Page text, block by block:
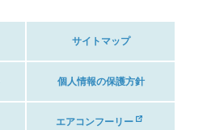
サイトマップ
個人情報の保護方針
エアコンフーリー